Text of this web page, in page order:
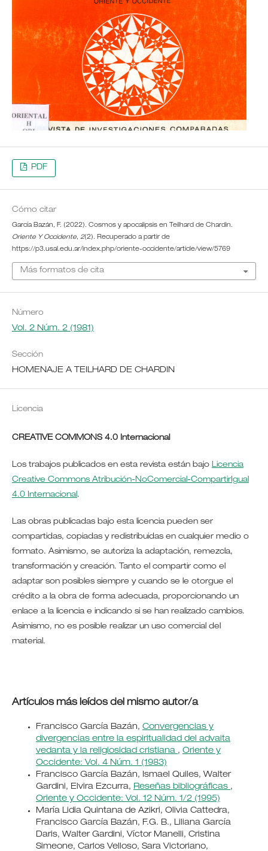
PDF
Cómo citar
García Bazán, F. (2022). Cosmos y apocalipsis en Teilhard de Chardin.
Oriente Y Occidente, 2(2). Recuperado a partir de
https://p3.usal.edu.ar/index.php/oriente-occidente/article/view/5769
Más formatos de cita
Número
Vol. 2 Núm. 2 (1981)
Sección
HOMENAJE A TEILHARD DE CHARDIN
Licencia
CREATIVE COMMONS 4.0 Internacional
Los trabajos publicados en esta revista están bajo Licencia
Creative Commons Atribución-NoComercial-CompartirIgual
4.0 Internacional.
Las obras publicadas bajo esta licencia pueden ser
compartidas, copiadas y redistribuidas en cualquier medio o
formato. Asimismo, se autoriza la adaptación, remezcla,
transformación y creación. Tanto el compartir como el
adaptar son posibles siempre y cuando se le otorgue el
crédito a la obra de forma adecuada, proporcionando un
enlace a la licencia e indicando si se han realizado cambios.
Asimismo, no es posible realizar un uso comercial del
material.
Artículos más leídos del mismo autor/a
Francisco García Bazán, Convergencias y
divergencias entre la espiritualidad del advaita
vedanta y la religiosidad cristiana , Oriente y
Occidente: Vol. 4 Núm. 1 (1983)
Francisco García Bazán, Ismael Quiles, Walter
Gardini, Elvira Ezcurra, Reseñas bibliográficas ,
Oriente y Occidente: Vol. 12 Núm. 1/2 (1995)
María Lidia Quintana de Azikri, Olivia Cattedra,
Francisco García Bazán, F.G. B., Liliana García
Daris, Walter Gardini, Víctor Manelli, Cristina
Simeone, Carlos Velloso, Sara Victoriano,